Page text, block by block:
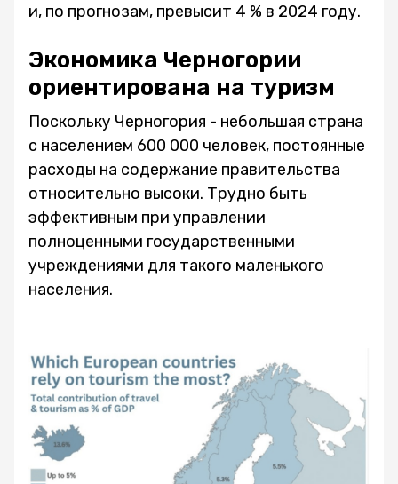
и, по прогнозам, превысит 4 % в 2024 году.
Экономика Черногории
ориентирована на туризм
Поскольку Черногория - небольшая страна
с населением 600 000 человек, постоянные
расходы на содержание правительства
относительно высоки. Трудно быть
эффективным при управлении
полноценными государственными
учреждениями для такого маленького
населения.